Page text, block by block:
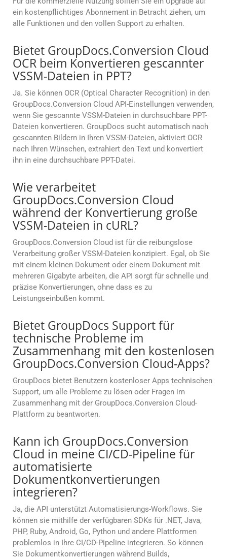
ein kostenpflichtiges Abonnement in Betracht ziehen, um
alle Funktionen und den vollen Support zu erhalten.
Bietet GroupDocs.Conversion Cloud
OCR beim Konvertieren gescannter
VSSM-Dateien in PPT?
Ja. Sie können OCR (Optical Character Recognition) in den
GroupDocs.Conversion Cloud API-Einstellungen verwenden,
wenn Sie gescannte VSSM-Dateien in durchsuchbare PPT-
Dateien konvertieren. GroupDocs sucht automatisch nach
gescannten Bildern in Ihren VSSM-Dateien, aktiviert OCR
nach Ihren Wünschen, extrahiert den Text und konvertiert
ihn in eine durchsuchbare PPT-Datei.
Wie verarbeitet
GroupDocs.Conversion Cloud
während der Konvertierung große
VSSM-Dateien in cURL?
GroupDocs.Conversion Cloud ist für die reibungslose
Verarbeitung großer VSSM-Dateien konzipiert. Egal, ob Sie
mit einem kleinen Dokument oder einem Dokument mit
mehreren Gigabyte arbeiten, die API sorgt für schnelle und
präzise Konvertierungen, ohne dass es zu
Leistungseinbußen kommt.
Bietet GroupDocs Support für
technische Probleme im
Zusammenhang mit den kostenlosen
GroupDocs.Conversion Cloud-Apps?
GroupDocs bietet Benutzern kostenloser Apps technischen
Support, um alle Probleme zu lösen oder Fragen im
Zusammenhang mit der GroupDocs.Conversion Cloud-
Plattform zu beantworten.
Kann ich GroupDocs.Conversion
Cloud in meine CI/CD-Pipeline für
automatisierte
Dokumentkonvertierungen
integrieren?
Ja, die API unterstützt Automatisierungs-Workflows. Sie
können sie mithilfe der verfügbaren SDKs für .NET, Java,
PHP, Ruby, Android, Go, Python und andere Plattformen
problemlos in Ihre CI/CD-Pipeline integrieren. So können
Sie Dokumentkonvertierungen während Builds,